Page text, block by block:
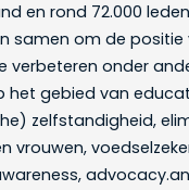
en rond 72.000
samen om de positie
verbeteren onder
het gebied van
zelfstandigheid,
vrouwen,